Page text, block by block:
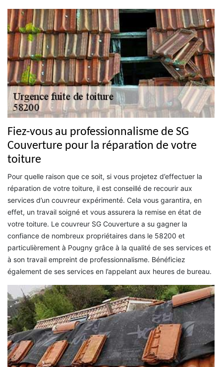
Fiez-vous au professionnalisme de SG
Couverture pour la réparation de votre
toiture
Pour quelle raison que ce soit, si vous projetez d’effectuer la
réparation de votre toiture, il est conseillé de recourir aux
services d’un couvreur expérimenté. Cela vous garantira, en
effet, un travail soigné et vous assurera la remise en état de
votre toiture. Le couvreur SG Couverture a su gagner la
confiance de nombreux propriétaires dans le 58200 et
particulièrement à Pougny grâce à la qualité de ses services et
à son travail empreint de professionnalisme. Bénéficiez
également de ses services en l’appelant aux heures de bureau.